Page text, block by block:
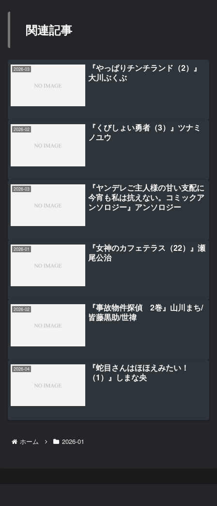
関連記事
2026-03
『やっぱりチンチランド（2）』
大川ぶくぶ
2026-02
『くびしょい勇者（3）』ツナミ
ノユウ
2026-03
『ヤンデレご主人様の甘い支配に
今宵も私は抗えない。コミックア
ンソロジー』アンソロジー
2026-01
『女神のカフェテラス（22）』瀬
尾公治
2026-02
『事故物件探偵 2巻』山川まち/
皆藤黒助/世禕
2026-04
『蛇目さんはほほえみたい！
（1）』しまな央
ホーム 2026-01